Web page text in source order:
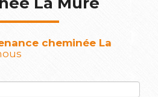
cheminée La